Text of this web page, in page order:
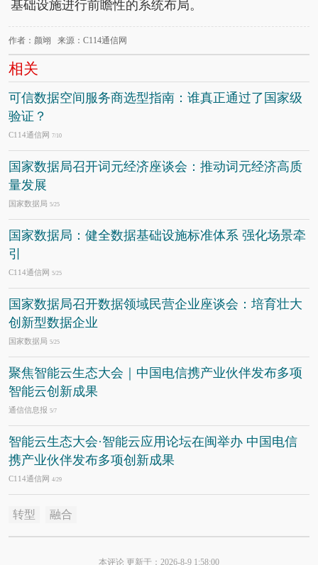
基础设施进行前瞻性的系统布局。
作者：颜翊 来源：C114通信网
相关
可信数据空间服务商选型指南：谁真正通过了国家级
验证？
C114通信网 7/10
国家数据局召开词元经济座谈会：推动词元经济高质
量发展
国家数据局 5/25
国家数据局：健全数据基础设施标准体系 强化场景牵
引
C114通信网 5/25
国家数据局召开数据领域民营企业座谈会：培育壮大
创新型数据企业
国家数据局 5/25
聚焦智能云生态大会｜中国电信携产业伙伴发布多项
智能云创新成果
通信信息报 5/7
智能云生态大会·智能云应用论坛在闽举办 中国电信
携产业伙伴发布多项创新成果
C114通信网 4/29
转型 融合
本评论 更新于：2026-8-9 1:58:00